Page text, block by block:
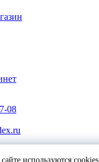
используются cookies.
08